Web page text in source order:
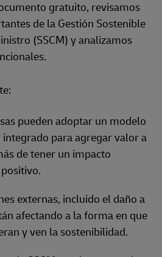
gratuito, revisamos
de la Gestión Sostenible
(SSCM) y analizamos
pueden adoptar un modelo
para agregar valor a
de tener un impacto
externas, incluido el daño a
afectando a la forma en que
y ven la sostenibilidad.